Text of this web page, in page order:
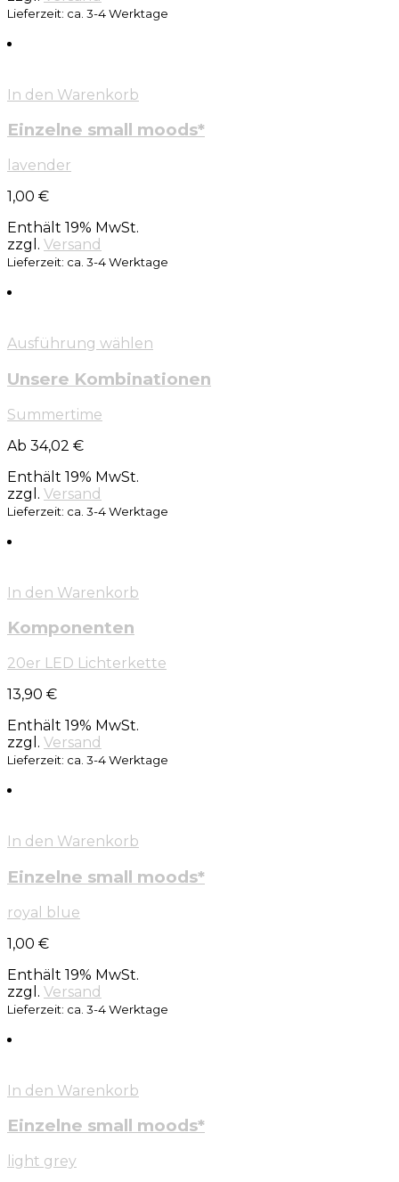
Lieferzeit: ca. 3-4 Werktage
In den Warenkorb
Einzelne small moods*
lavender
1,00 €
Enthält 19% MwSt.
zzgl. Versand
Lieferzeit: ca. 3-4 Werktage
Ausführung wählen
Unsere Kombinationen
Summertime
Ab 34,02 €
Enthält 19% MwSt.
zzgl. Versand
Lieferzeit: ca. 3-4 Werktage
In den Warenkorb
Komponenten
20er LED Lichterkette
13,90 €
Enthält 19% MwSt.
zzgl. Versand
Lieferzeit: ca. 3-4 Werktage
In den Warenkorb
Einzelne small moods*
royal blue
1,00 €
Enthält 19% MwSt.
zzgl. Versand
Lieferzeit: ca. 3-4 Werktage
In den Warenkorb
Einzelne small moods*
light grey